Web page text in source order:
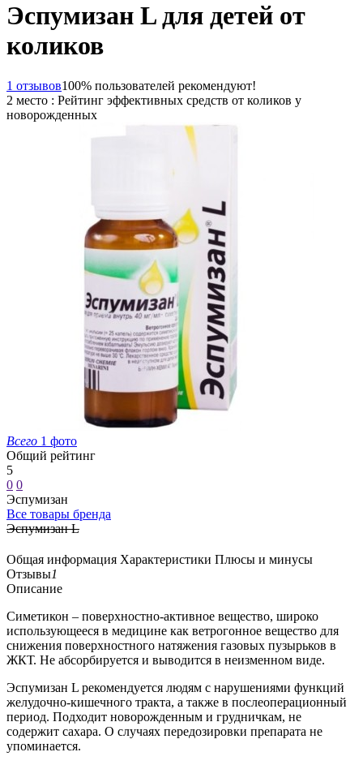
Эспумизан L для детей от
коликов
1 отзывов100% пользователей рекомендуют!
2 место : Рейтинг эффективных средств от коликов у
новорожденных
Всего 1 фото
Общий рейтинг
5
0 0
Эспумизан
Все товары бренда
Эспумизан L
Общая информация Характеристики Плюсы и минусы
Отзывы1
Описание
Симетикон – поверхностно-активное вещество, широко
использующееся в медицине как ветрогонное вещество для
снижения поверхностного натяжения газовых пузырьков в
ЖКТ. Не абсорбируется и выводится в неизменном виде.
Эспумизан L рекомендуется людям с нарушениями функций
желудочно-кишечного тракта, а также в послеоперационный
период. Подходит новорожденным и грудничкам, не
содержит сахара. О случаях передозировки препарата не
упоминается.